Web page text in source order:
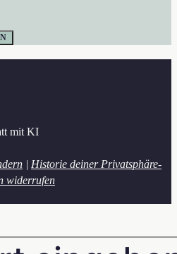
mit KI
| Historie deiner Privatsphäre-
widerrufen